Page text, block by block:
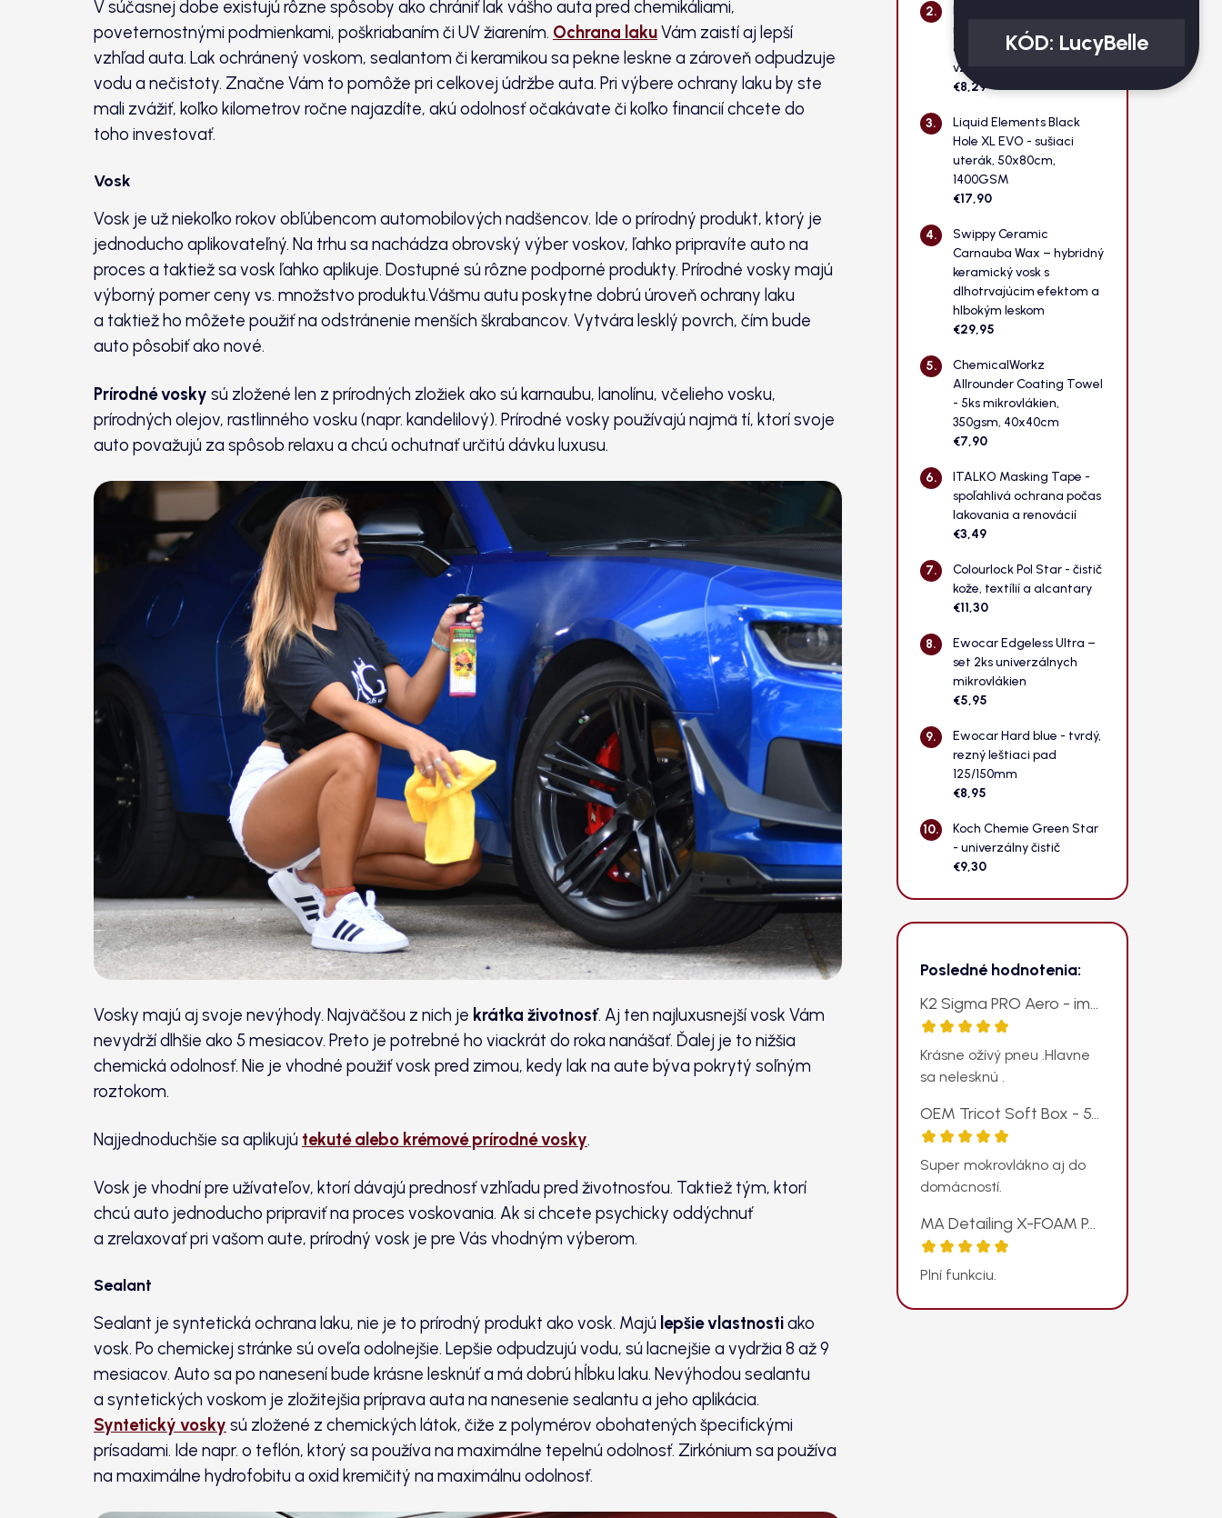
K2 Roton PRO -
mimoriadne účinný čistič
diskov / odstraňovač
vzdušnej hrdze z laku
€8,29
Liquid Elements Black
Hole XL EVO - sušiaci
uterák, 50x80cm,
1400GSM
€17,90
Swippy Ceramic
Carnauba Wax – hybridný
keramický vosk s
dlhotrvajúcim efektom a
hlbokým leskom
€29,95
ChemicalWorkz
Allrounder Coating Towel
- 5ks mikrovlákien,
350gsm, 40x40cm
€7,90
ITALKO Masking Tape -
spoľahlivá ochrana počas
lakovania a renovácií
€3,49
Colourlock Pol Star - čistič
kože, textílií a alcantary
€11,30
Ewocar Edgeless Ultra –
set 2ks univerzálnych
mikrovlákien
€5,95
Ewocar Hard blue - tvrdý,
rezný leštiaci pad
125/150mm
€8,95
Koch Chemie Green Star
- univerzálny čistič
€9,30
Posledné hodnotenia:
K2 Sigma PRO Aero - impregnácia pneumatík v spreji
Hodnotenie produktu je 5 z 5 hviezdičiek.
Krásne ožívý pneu .Hlavne
sa nelesknú .
OEM Tricot Soft Box - 50ks univerzálnych mikrovlákien v krabičke, 250gsm, 38x38cm, modrá
Hodnotenie produktu je 5 z 5 hviezdičiek.
Super mokrovlákno aj do
domácností.
MA Detailing X-FOAM PAD - odolný penový aplikátor
Hodnotenie produktu je 5 z 5 hviezdičiek.
Plní funkciu.
V súčasnej dobe existujú rôzne spôsoby ako chrániť lak vášho auta pred chemikáliami,
poveternostnými podmienkami, poškriabaním či UV žiarením. Ochrana lakuVám zaistí aj lepší
vzhľad auta. Lak ochránený voskom, sealantom či keramikou sa pekne leskne a zároveň odpudzuje
vodu a nečistoty. Značne Vám to pomôže pri celkovej údržbe auta. Pri výbere ochrany laku by ste
mali zvážiť, koľko kilometrov ročne najazdíte, akú odolnosť očakávate či koľko financií chcete do
toho investovať.
Vosk
Vosk je už niekoľko rokov obľúbencom automobilových nadšencov. Ide o prírodný produkt, ktorý je
jednoducho aplikovateľný. Na trhu sa nachádza obrovský výber voskov, ľahko pripravíte auto na
proces a taktiež sa vosk ľahko aplikuje. Dostupné sú rôzne podporné produkty. Prírodné vosky majú
výborný pomer ceny vs. množstvo produktu.Vášmu autu poskytne dobrú úroveň ochrany laku
a taktiež ho môžete použiť na odstránenie menších škrabancov. Vytvára lesklý povrch, čím bude
auto pôsobiť ako nové.
Prírodné vosky sú zložené len z prírodných zložiek ako sú karnaubu, lanolínu, včelieho vosku,
prírodných olejov, rastlinného vosku (napr. kandelilový). Prírodné vosky používajú najmä tí, ktorí svoje
auto považujú za spôsob relaxu a chcú ochutnať určitú dávku luxusu.
Vosky majú aj svoje nevýhody. Najväčšou z nich je krátka životnosť. Aj ten najluxusnejší vosk Vám
nevydrží dlhšie ako 5 mesiacov. Preto je potrebné ho viackrát do roka nanášať. Ďalej je to nižšia
chemická odolnosť. Nie je vhodné použiť vosk pred zimou, kedy lak na aute býva pokrytý soľným
roztokom.
Najjednoduchšie sa aplikujú tekuté alebo krémové prírodné vosky.
Vosk je vhodní pre užívateľov, ktorí dávajú prednosť vzhľadu pred životnosťou. Taktiež tým, ktorí
chcú auto jednoducho pripraviť na proces voskovania. Ak si chcete psychicky oddýchnuť
a zrelaxovať pri vašom aute, prírodný vosk je pre Vás vhodným výberom.
Sealant
Sealant je syntetická ochrana laku, nie je to prírodný produkt ako vosk. Majú lepšie vlastnostiako
vosk. Po chemickej stránke sú oveľa odolnejšie. Lepšie odpudzujú vodu, sú lacnejšie a vydržia 8 až 9
mesiacov. Auto sa po nanesení bude krásne lesknúť a má dobrú hĺbku laku. Nevýhodou sealantu
a syntetických voskom je zložitejšia príprava auta na nanesenie sealantu a jeho aplikácia.
Syntetický vosky sú zložené z chemických látok, čiže z polymérov obohatených špecifickými
prísadami. Ide napr. o teflón, ktorý sa používa na maximálne tepelnú odolnosť. Zirkónium sa používa
na maximálne hydrofobitu a oxid kremičitý na maximálnu odolnosť.
KÓD: LucyBelle